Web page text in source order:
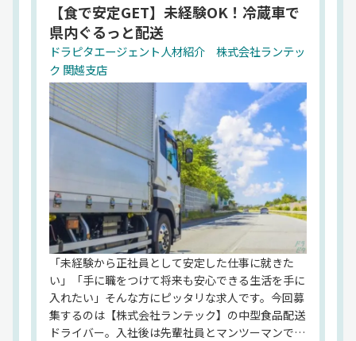
安も軽減。休日は月8以上⇒希望休取得もOK！子ど
もの行事や家庭の都合など、プライベートとの両立
も無理なく可能です。「運転が好き」「そろそろ腰
を据えて働きたい」そんなあなたの気持ちを、しっ
かりと支えてくれる環境がここにはあります。【株
式会社ランテック】でのお仕事ですが、応募はドラ
ピタエージェントを通じてのご紹介になります！
【食で安定GET】未経験OK！冷蔵車で
県内ぐるっと配送
ドラピタエージェント人材紹介 株式会社ランテッ
ク 関越支店
「未経験から正社員として安定した仕事に就きた
い」「手に職をつけて将来も安心できる生活を手に
入れたい」そんな方にピッタリな求人です。今回募
集するのは【株式会社ランテック】の中型食品配送
ドライバー。入社後は先輩社員とマンツーマンでス